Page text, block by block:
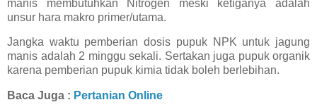
manis membutuhkan Nitrogen meski ketiganya adalah
unsur hara makro primer/utama.
Jangka waktu pemberian dosis pupuk NPK untuk jagung
manis adalah 2 minggu sekali. Sertakan juga pupuk organik
karena pemberian pupuk kimia tidak boleh berlebihan.
Baca Juga : Pertanian Online